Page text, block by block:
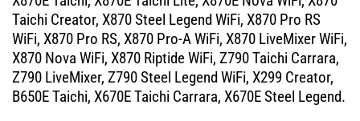
Taichi Creator, X870 Steel Legend WiFi, X870 Pro RS
WiFi, X870 Pro RS, X870 Pro-A WiFi, X870 LiveMixer WiFi,
X870 Nova WiFi, X870 Riptide WiFi, Z790 Taichi Carrara,
Z790 LiveMixer, Z790 Steel Legend WiFi, X299 Creator,
B650E Taichi, X670E Taichi Carrara, X670E Steel Legend.